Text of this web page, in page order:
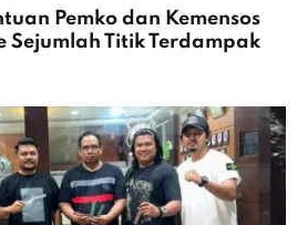
Pemko dan Kemensos
Sejumlah Titik Terdampak